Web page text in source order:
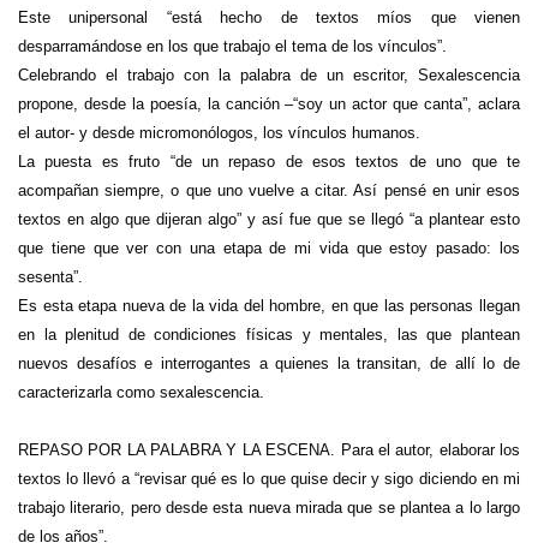
Este unipersonal “está hecho de textos míos que vienen
desparramándose en los que trabajo el tema de los vínculos”.
Celebrando el trabajo con la palabra de un escritor, Sexalescencia
propone, desde la poesía, la canción –“soy un actor que canta”, aclara
el autor- y desde micromonólogos, los vínculos humanos.
La puesta es fruto “de un repaso de esos textos de uno que te
acompañan siempre, o que uno vuelve a citar. Así pensé en unir esos
textos en algo que dijeran algo” y así fue que se llegó “a plantear esto
que tiene que ver con una etapa de mi vida que estoy pasado: los
sesenta”.
Es esta etapa nueva de la vida del hombre, en que las personas llegan
en la plenitud de condiciones físicas y mentales, las que plantean
nuevos desafíos e interrogantes a quienes la transitan, de allí lo de
caracterizarla como sexalescencia.
REPASO POR LA PALABRA Y LA ESCENA. Para el autor, elaborar los
textos lo llevó a “revisar qué es lo que quise decir y sigo diciendo en mi
trabajo literario, pero desde esta nueva mirada que se plantea a lo largo
de los años”.